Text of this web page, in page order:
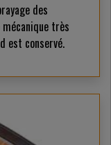
des
mécanique très
est conservé.